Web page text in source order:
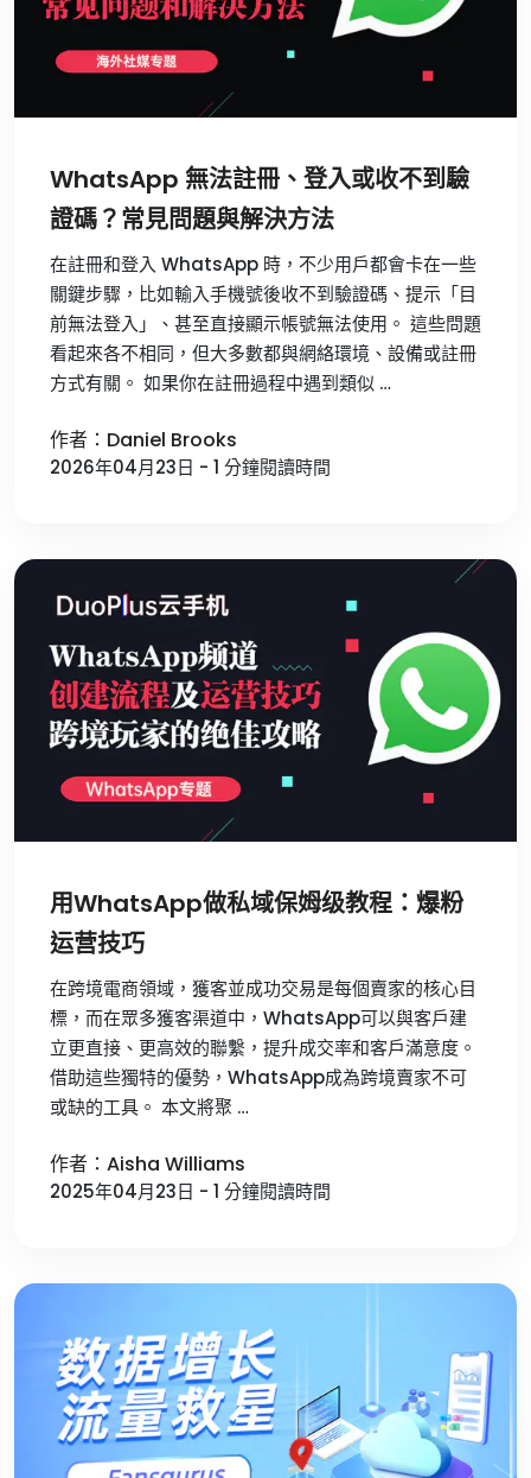
WhatsApp 無法註冊、登入或收不到驗
證碼？常見問題與解決方法
在註冊和登入 WhatsApp 時，不少用戶都會卡在一些
關鍵步驟，比如輸入手機號後收不到驗證碼、提示「目
前無法登入」、甚至直接顯示帳號無法使用。 這些問題
看起來各不相同，但大多數都與網絡環境、設備或註冊
方式有關。 如果你在註冊過程中遇到類似 …
作者：Daniel Brooks
2026年04月23日 - 1 分鐘閱讀時間
用WhatsApp做私域保姆级教程：爆粉
运营技巧
在跨境電商領域，獲客並成功交易是每個賣家的核心目
標，而在眾多獲客渠道中，WhatsApp可以與客戶建
立更直接、更高效的聯繫，提升成交率和客戶滿意度。
借助這些獨特的優勢，WhatsApp成為跨境賣家不可
或缺的工具。 本文將聚 …
作者：Aisha Williams
2025年04月23日 - 1 分鐘閱讀時間